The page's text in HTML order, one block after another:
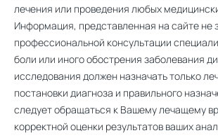
лечения или проведения любых
Информация, представленная на сайте не
профессиональной консультации
боли или иного обострения заболевания
исследования должен назначать только
постановки диагноза и правильного
следует обращаться к Вашему лечащему
корректной оценки результатов ваших